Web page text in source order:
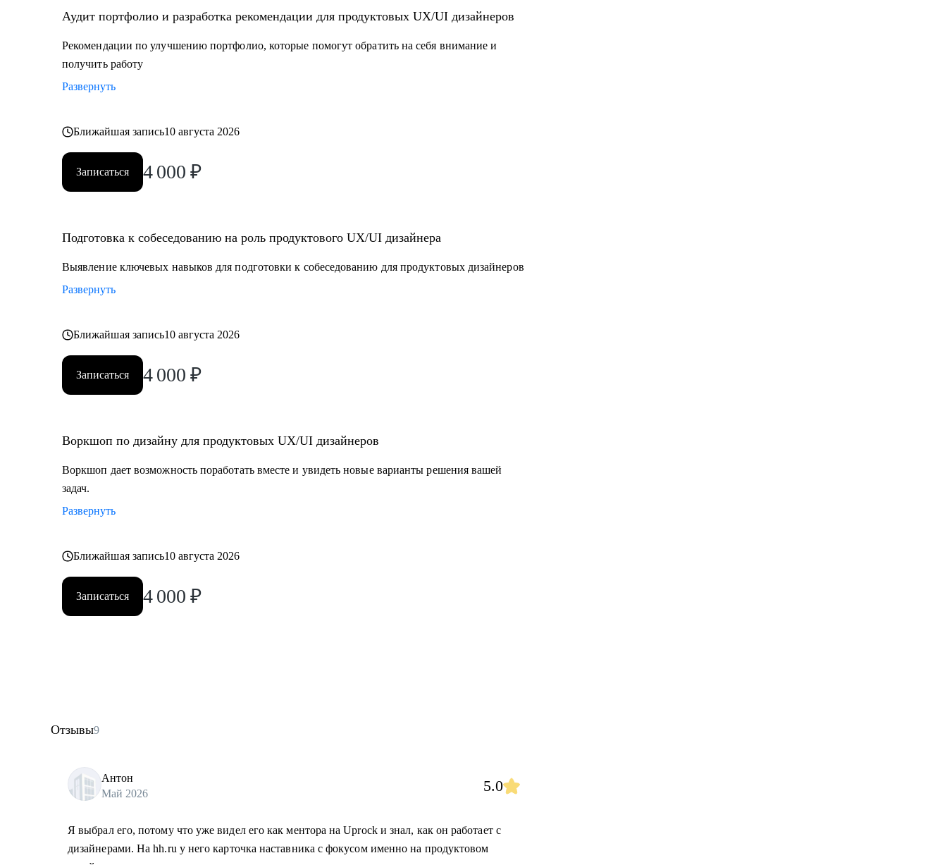
Аудит портфолио и разработка рекомендации для продуктовых UX/UI дизайнеров
Рекомендации по улучшению портфолио, которые помогут обратить на себя внимание и
получить работу
Развернуть
Ближайшая запись10 августа 2026
Записаться 4 000 ₽
Подготовка к собеседованию на роль продуктового UX/UI дизайнера
Выявление ключевых навыков для подготовки к собеседованию для продуктовых дизайнеров
Развернуть
Ближайшая запись10 августа 2026
Записаться 4 000 ₽
Воркшоп по дизайну для продуктовых UX/UI дизайнеров
Воркшоп дает возможность поработать вместе и увидеть новые варианты решения вашей
задач.
Развернуть
Ближайшая запись10 августа 2026
Записаться 4 000 ₽
Отзывы9
Антон
Май 2026
5.0
Я выбрал его, потому что уже видел его как ментора на Uprock и знал, как он работает с
дизайнерами. На hh.ru у него карточка наставника с фокусом именно на продуктовом